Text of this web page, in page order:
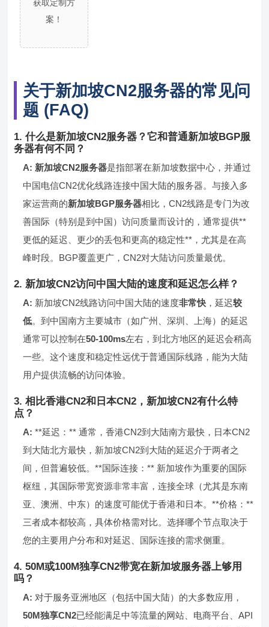
获取定制方
案！
关于新加坡CN2服务器的常见问
题 (FAQ)
1. 什么是新加坡CN2服务器？它和普通新加坡BGP服
务器有何不同？
A: 新加坡CN2服务器是指部署在新加坡数据中心，并通过
中国电信CN2优化线路连接中国大陆的服务器。与接入多
家运营商的新加坡BGP服务器相比，CN2线路是专门为改
善国际（特别是到中国）访问质量而设计的，通常提供**
更低的延迟、更少的丢包和更高的稳定性**，尤其是在高
峰时段。BGP覆盖更广，CN2对大陆访问质量最优。
2. 新加坡CN2访问中国大陆的速度和延迟怎么样？
A: 新加坡CN2线路访问中国大陆的速度非常快 ，延迟较
低。到中国南方主要城市（如广州、深圳、上海）的延迟
通常可以控制在50-100ms左右，到北方地区的延迟会稍高
一些。这个速度和稳定性远优于普通国际线路，能为大陆
用户提供流畅的访问体验。
3. 相比香港CN2和日本CN2，新加坡CN2有什么特
点？
A: **延迟：** 通常，香港CN2到大陆南方最快，日本CN2
到大陆北方最快，新加坡CN2到大陆的延迟介于两者之
间，但普遍较低。**国际连接：** 新加坡作为重要的国际
枢纽，其国际带宽资源非常丰富，连接全球（尤其是东南
亚、澳洲、中东）的速度可能优于香港和日本。**价格：**
三者成本都较高，具体价格需对比。选择哪个节点取决于
您的主要用户分布和对延迟、国际连接的需求侧重。
4. 50M或100M独享CN2带宽在新加坡服务器上够用
吗？
A: 对于服务亚洲地区（包括中国大陆）的大多数应用，
50M独享CN2已经能满足中等流量的网站、电商平台、API